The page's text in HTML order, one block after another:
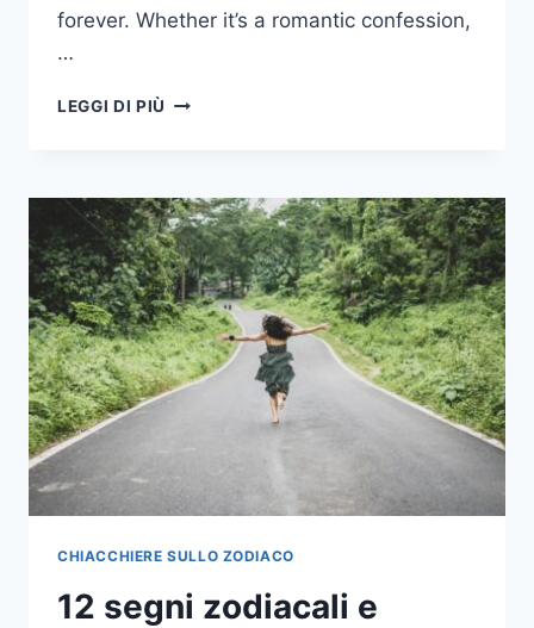
forever. Whether it’s a romantic confession,
…
LEGGI DI PIÙ
LA
COSA
PIÙ
DOLCE
CHE
UN
UOMO
POTREBBE
DIRE
CHIACCHIERE SULLO ZODIACO
12 segni zodiacali e